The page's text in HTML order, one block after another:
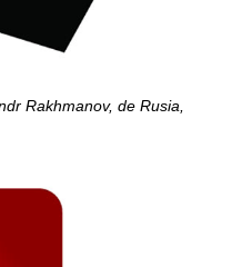
Rakhmanov, de Rusia,